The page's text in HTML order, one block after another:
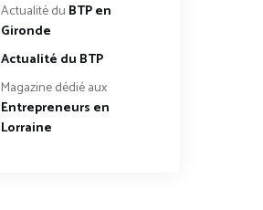
Actualité du BTP en
Gironde
Actualité du BTP
Magazine dédié aux
Entrepreneurs en
Lorraine